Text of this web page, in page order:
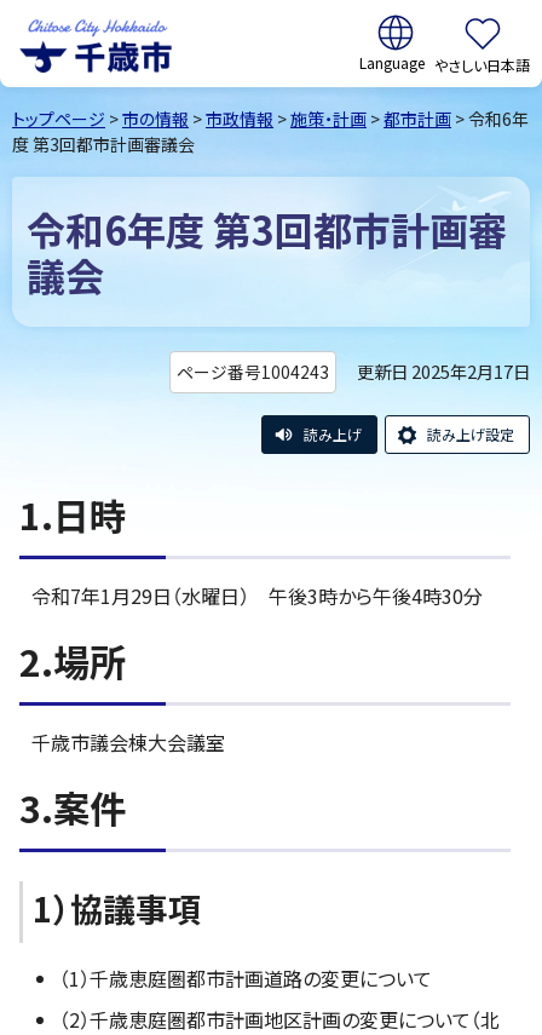
千歳市Chitose
City Hokkaido
翻訳:
やさしい日本語
トップページ >市の情報 >市政情報 >施策・計画 >都市計画 > 令和6年
度 第3回都市計画審議会
令和6年度 第3回都市計画審
議会
ページ番号1004243 更新日 2025年2月17日
読み上げ 読み上げ設定
1.日時
令和7年1月29日（水曜日） 午後3時から午後4時30分
2.場所
千歳市議会棟大会議室
3.案件
1）協議事項
（1）千歳恵庭圏都市計画道路の変更について
（2）千歳恵庭圏都市計画地区計画の変更について（北